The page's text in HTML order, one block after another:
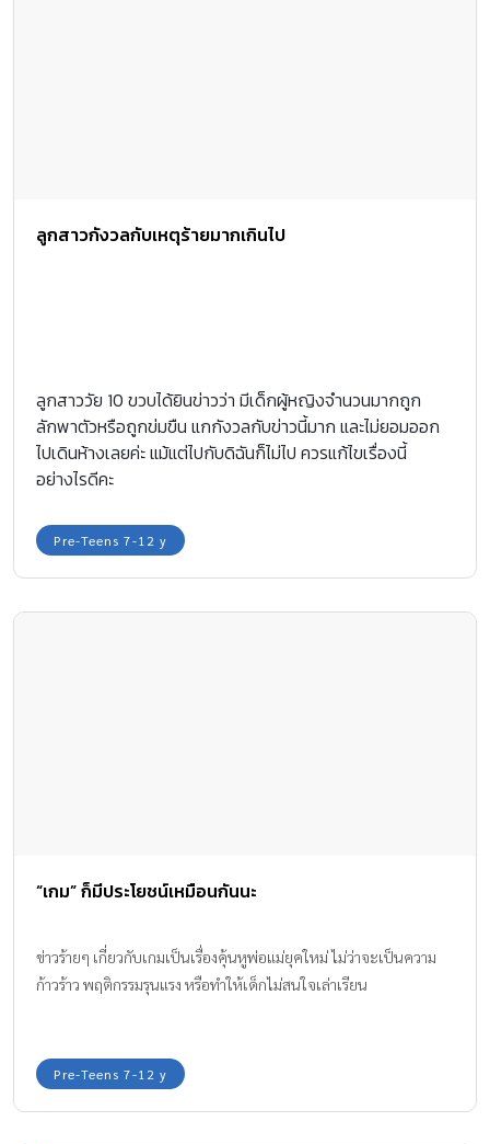
ลูกสาวกังวลกับเหตุร้ายมากเกินไป
ลูกสาววัย 10 ขวบได้ยินข่าวว่า มีเด็กผู้หญิงจำนวนมากถูก
ลักพาตัวหรือถูกข่มขืน แกกังวลกับข่าวนี้มาก และไม่ยอมออก
ไปเดินห้างเลยค่ะ แม้แต่ไปกับดิฉันก็ไม่ไป ควรแก้ไขเรื่องนี้
อย่างไรดีคะ
Pre-Teens 7-12 y
“เกม” ก็มีประโยชน์เหมือนกันนะ
ข่าวร้ายๆ เกี่ยวกับเกมเป็นเรื่องคุ้นหูพ่อแม่ยุคใหม่ ไม่ว่าจะเป็นความ
ก้าวร้าว พฤติกรรมรุนแรง หรือทำให้เด็กไม่สนใจเล่าเรียน
Pre-Teens 7-12 y